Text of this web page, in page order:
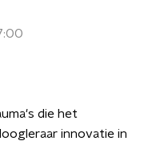
die het
innovatie in